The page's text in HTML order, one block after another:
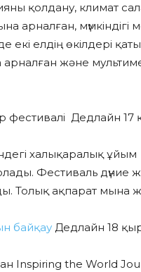
қолдану, климат
арналған,
елдің өкілдері
және
Дедлайн 17
халықаралық ұйым
Фестиваль дүние
Толық ақпарат мына
байқау Дедлайн 18
Inspiring the World